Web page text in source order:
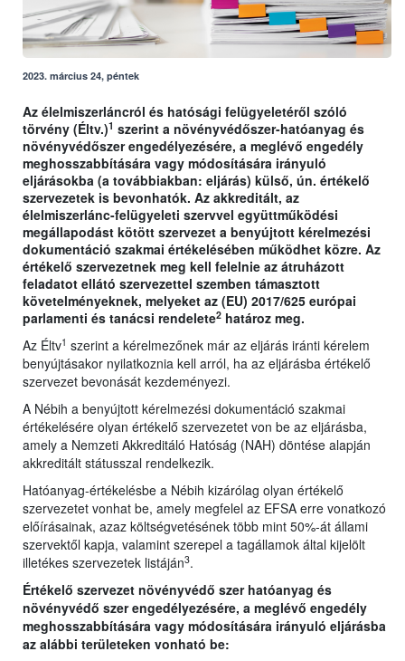
2023. március 24, péntek
Az élelmiszerláncról és hatósági felügyeletéről szóló
törvény (Éltv.)1 szerint a növényvédőszer-hatóanyag és
növényvédőszer engedélyezésére, a meglévő engedély
meghosszabbítására vagy módosítására irányuló
eljárásokba (a továbbiakban: eljárás) külső, ún. értékelő
szervezetek is bevonhatók. Az akkreditált, az
élelmiszerlánc-felügyeleti szervvel együttműködési
megállapodást kötött szervezet a benyújtott kérelmezési
dokumentáció szakmai értékelésében működhet közre. Az
értékelő szervezetnek meg kell felelnie az átruházott
feladatot ellátó szervezettel szemben támasztott
követelményeknek, melyeket az (EU) 2017/625 európai
parlamenti és tanácsi rendelete2 határoz meg.
Az Éltv1 szerint a kérelmezőnek már az eljárás iránti kérelem
benyújtásakor nyilatkoznia kell arról, ha az eljárásba értékelő
szervezet bevonását kezdeményezi.
A Nébih a benyújtott kérelmezési dokumentáció szakmai
értékelésére olyan értékelő szervezetet von be az eljárásba,
amely a Nemzeti Akkreditáló Hatóság (NAH) döntése alapján
akkreditált státusszal rendelkezik.
Hatóanyag-értékelésbe a Nébih kizárólag olyan értékelő
szervezetet vonhat be, amely megfelel az EFSA erre vonatkozó
előírásainak, azaz költségvetésének több mint 50%-át állami
szervektől kapja, valamint szerepel a tagállamok által kijelölt
illetékes szervezetek listáján3.
Értékelő szervezet növényvédő szer hatóanyag és
növényvédő szer engedélyezésére, a meglévő engedély
meghosszabbítására vagy módosítására irányuló eljárásba
az alábbi területeken vonható be: